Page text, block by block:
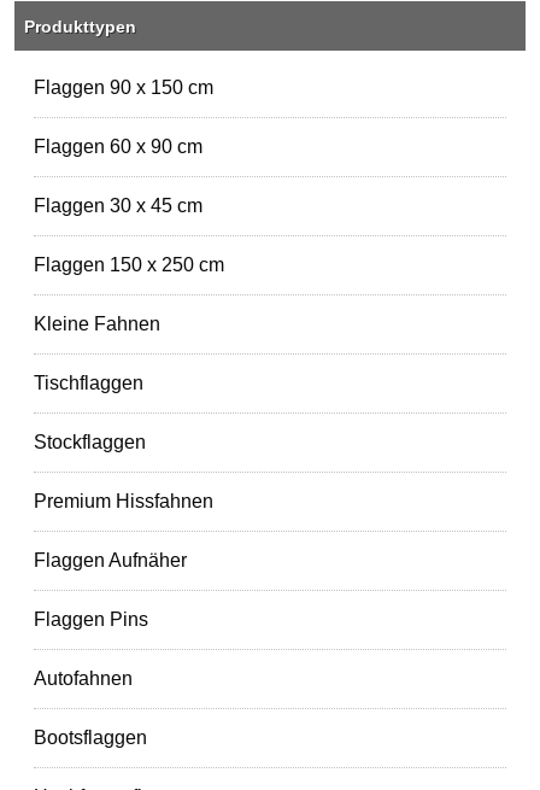
Produkttypen
Flaggen 90 x 150 cm
Flaggen 60 x 90 cm
Flaggen 30 x 45 cm
Flaggen 150 x 250 cm
Kleine Fahnen
Tischflaggen
Stockflaggen
Premium Hissfahnen
Flaggen Aufnäher
Flaggen Pins
Autofahnen
Bootsflaggen